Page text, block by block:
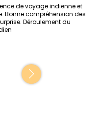
de voyage indienne et
Bonne compréhension des
Déroulement du